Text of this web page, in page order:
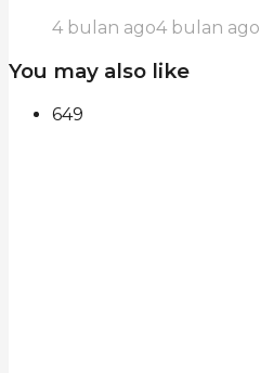
4 bulan ago4 bulan ago
You may also like
649